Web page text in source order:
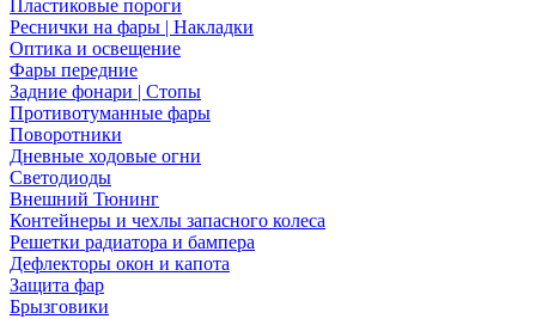
Пластиковые пороги
Реснички на фары | Накладки
Оптика и освещение
Фары передние
Задние фонари | Стопы
Противотуманные фары
Поворотники
Дневные ходовые огни
Светодиоды
Внешний Тюнинг
Контейнеры и чехлы запасного колеса
Решетки радиатора и бампера
Дефлекторы окон и капота
Защита фар
Брызговики